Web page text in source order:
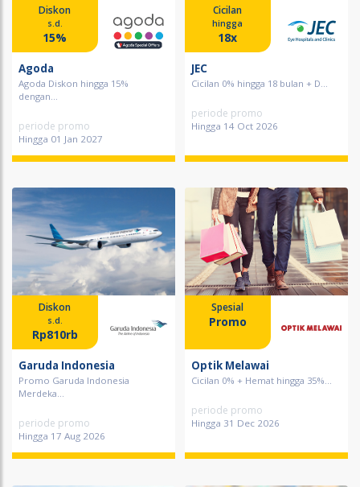
Diskon
s.d.
15%
Agoda
Agoda Diskon hingga 15%
dengan...
periode promo
Hingga 01 Jan 2027
Cicilan
hingga
18x
JEC
Cicilan 0% hingga 18 bulan + D...
periode promo
Hingga 14 Oct 2026
Diskon
s.d.
Rp810rb
Garuda Indonesia
Promo Garuda Indonesia
Merdeka...
periode promo
Hingga 17 Aug 2026
Spesial
Promo
Optik Melawai
Cicilan 0% + Hemat hingga 35%...
periode promo
Hingga 31 Dec 2026